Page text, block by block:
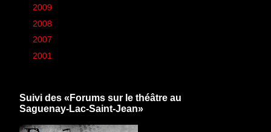
2009
2008
2007
2001
Suivi des «Forums sur le théâtre au
Saguenay-Lac-Saint-Jean»